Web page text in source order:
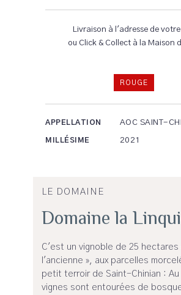
Livraison à l'adresse de
ou Click & Collect à la Maison
ROUGE
APPELLATION AOC SAINT-
MILLÉSIME 2021
LE DOMAINE
Domaine la
C'est un vignoble de 25 hectares
l'ancienne », aux parcelles
petit terroir de Saint-Chinian :
vignes sont entourées de